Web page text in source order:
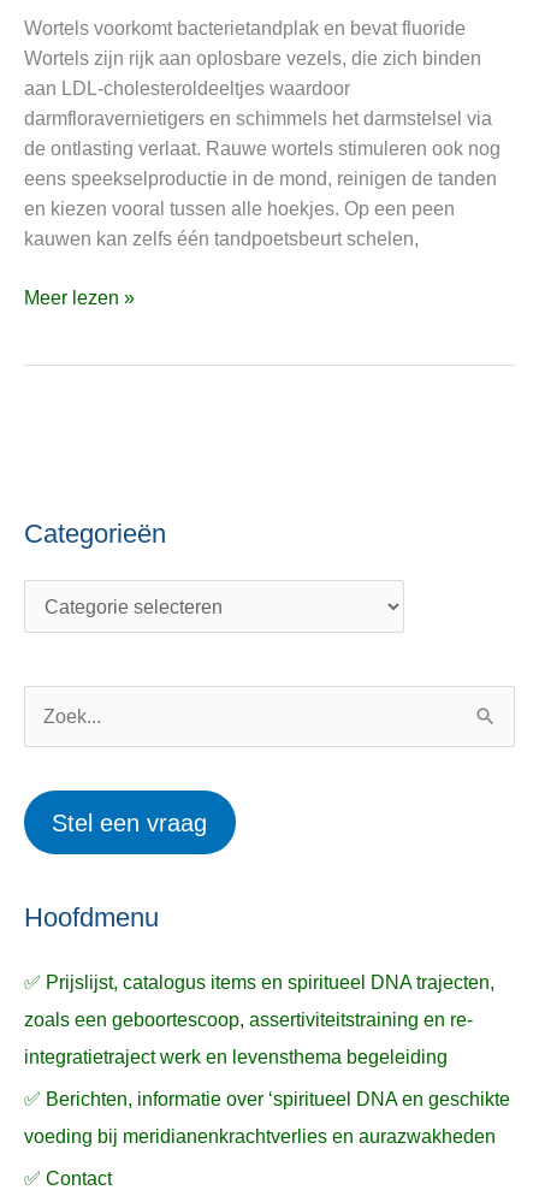
Wortels voorkomt bacterietandplak en bevat fluoride
Wortels zijn rijk aan oplosbare vezels, die zich binden
aan LDL-cholesteroldeeltjes waardoor
darmfloravernietigers en schimmels het darmstelsel via
de ontlasting verlaat. Rauwe wortels stimuleren ook nog
eens speekselproductie in de mond, reinigen de tanden
en kiezen vooral tussen alle hoekjes. Op een peen
kauwen kan zelfs één tandpoetsbeurt schelen,
en
bevat
fluoride
voor
gezonde
Meer lezen »
Categorieën
C
g
e
n
e
k
a
r
:
Stel een vraag
Hoofdmenu
✅ Prijslijst, catalogus items en spiritueel DNA trajecten,
zoals een geboortescoop, assertiviteitstraining en re-
integratietraject werk en levensthema begeleiding
✅ Berichten, informatie over ‘spiritueel DNA en geschikte
voeding bij meridianenkrachtverlies en aurazwakheden
✅ Contact
O
r
p
n